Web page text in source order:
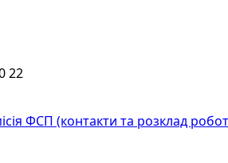
22
ФСП (контакти та розклад